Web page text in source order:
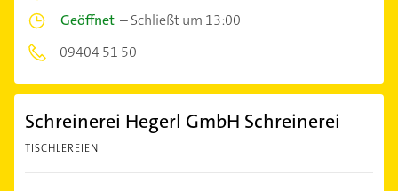
Geöffnet –Schließt um 13:00
09404 51 50
Schreinerei Hegerl GmbH Schreinerei
TISCHLEREIEN